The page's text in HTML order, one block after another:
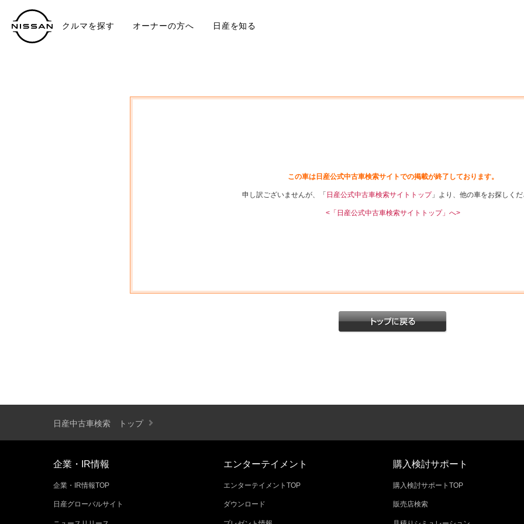
クルマを探す オーナーの方へ 日産を知る
この車は日産公式中古車検索サイトでの掲載が終了しております。
申し訳ございませんが、「 日産公式中古車検索サイトトップ」より、他の車をお探しくだ
<「日産公式中古車検索サイトトップ」へ>
日産中古車検索 トップ
企業・IR情報
企業・IR情報TOP
日産グローバルサイト
エンターテイメント
エンターテイメントTOP
ダウンロード
購入検討サポート
購入検討サポートTOP
販売店検索